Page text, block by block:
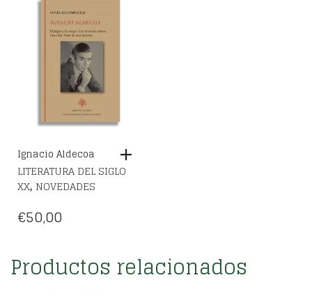
Ignacio Aldecoa
LITERATURA DEL SIGLO
XX, NOVEDADES
€50,00
Productos relacionados